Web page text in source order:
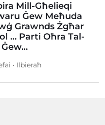
Mill-Għelieqi
Ġew Meħuda
Grawnds Żgħar
… Parti Oħra Tal-
• Ilbieraħ